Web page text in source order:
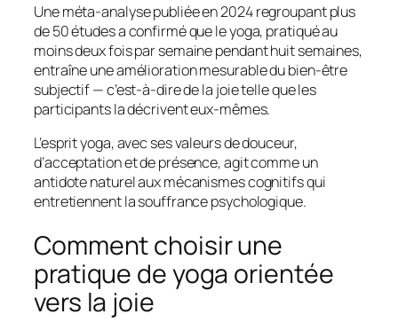
Une méta-analyse publiée en 2024 regroupant plus
de 50 études a confirmé que le yoga, pratiqué au
moins deux fois par semaine pendant huit semaines,
entraîne une amélioration mesurable du bien-être
subjectif — c’est-à-dire de la joie telle que les
participants la décrivent eux-mêmes.
L’esprit yoga, avec ses valeurs de douceur,
d’acceptation et de présence, agit comme un
antidote naturel aux mécanismes cognitifs qui
entretiennent la souffrance psychologique.
Comment choisir une
pratique de yoga orientée
vers la joie